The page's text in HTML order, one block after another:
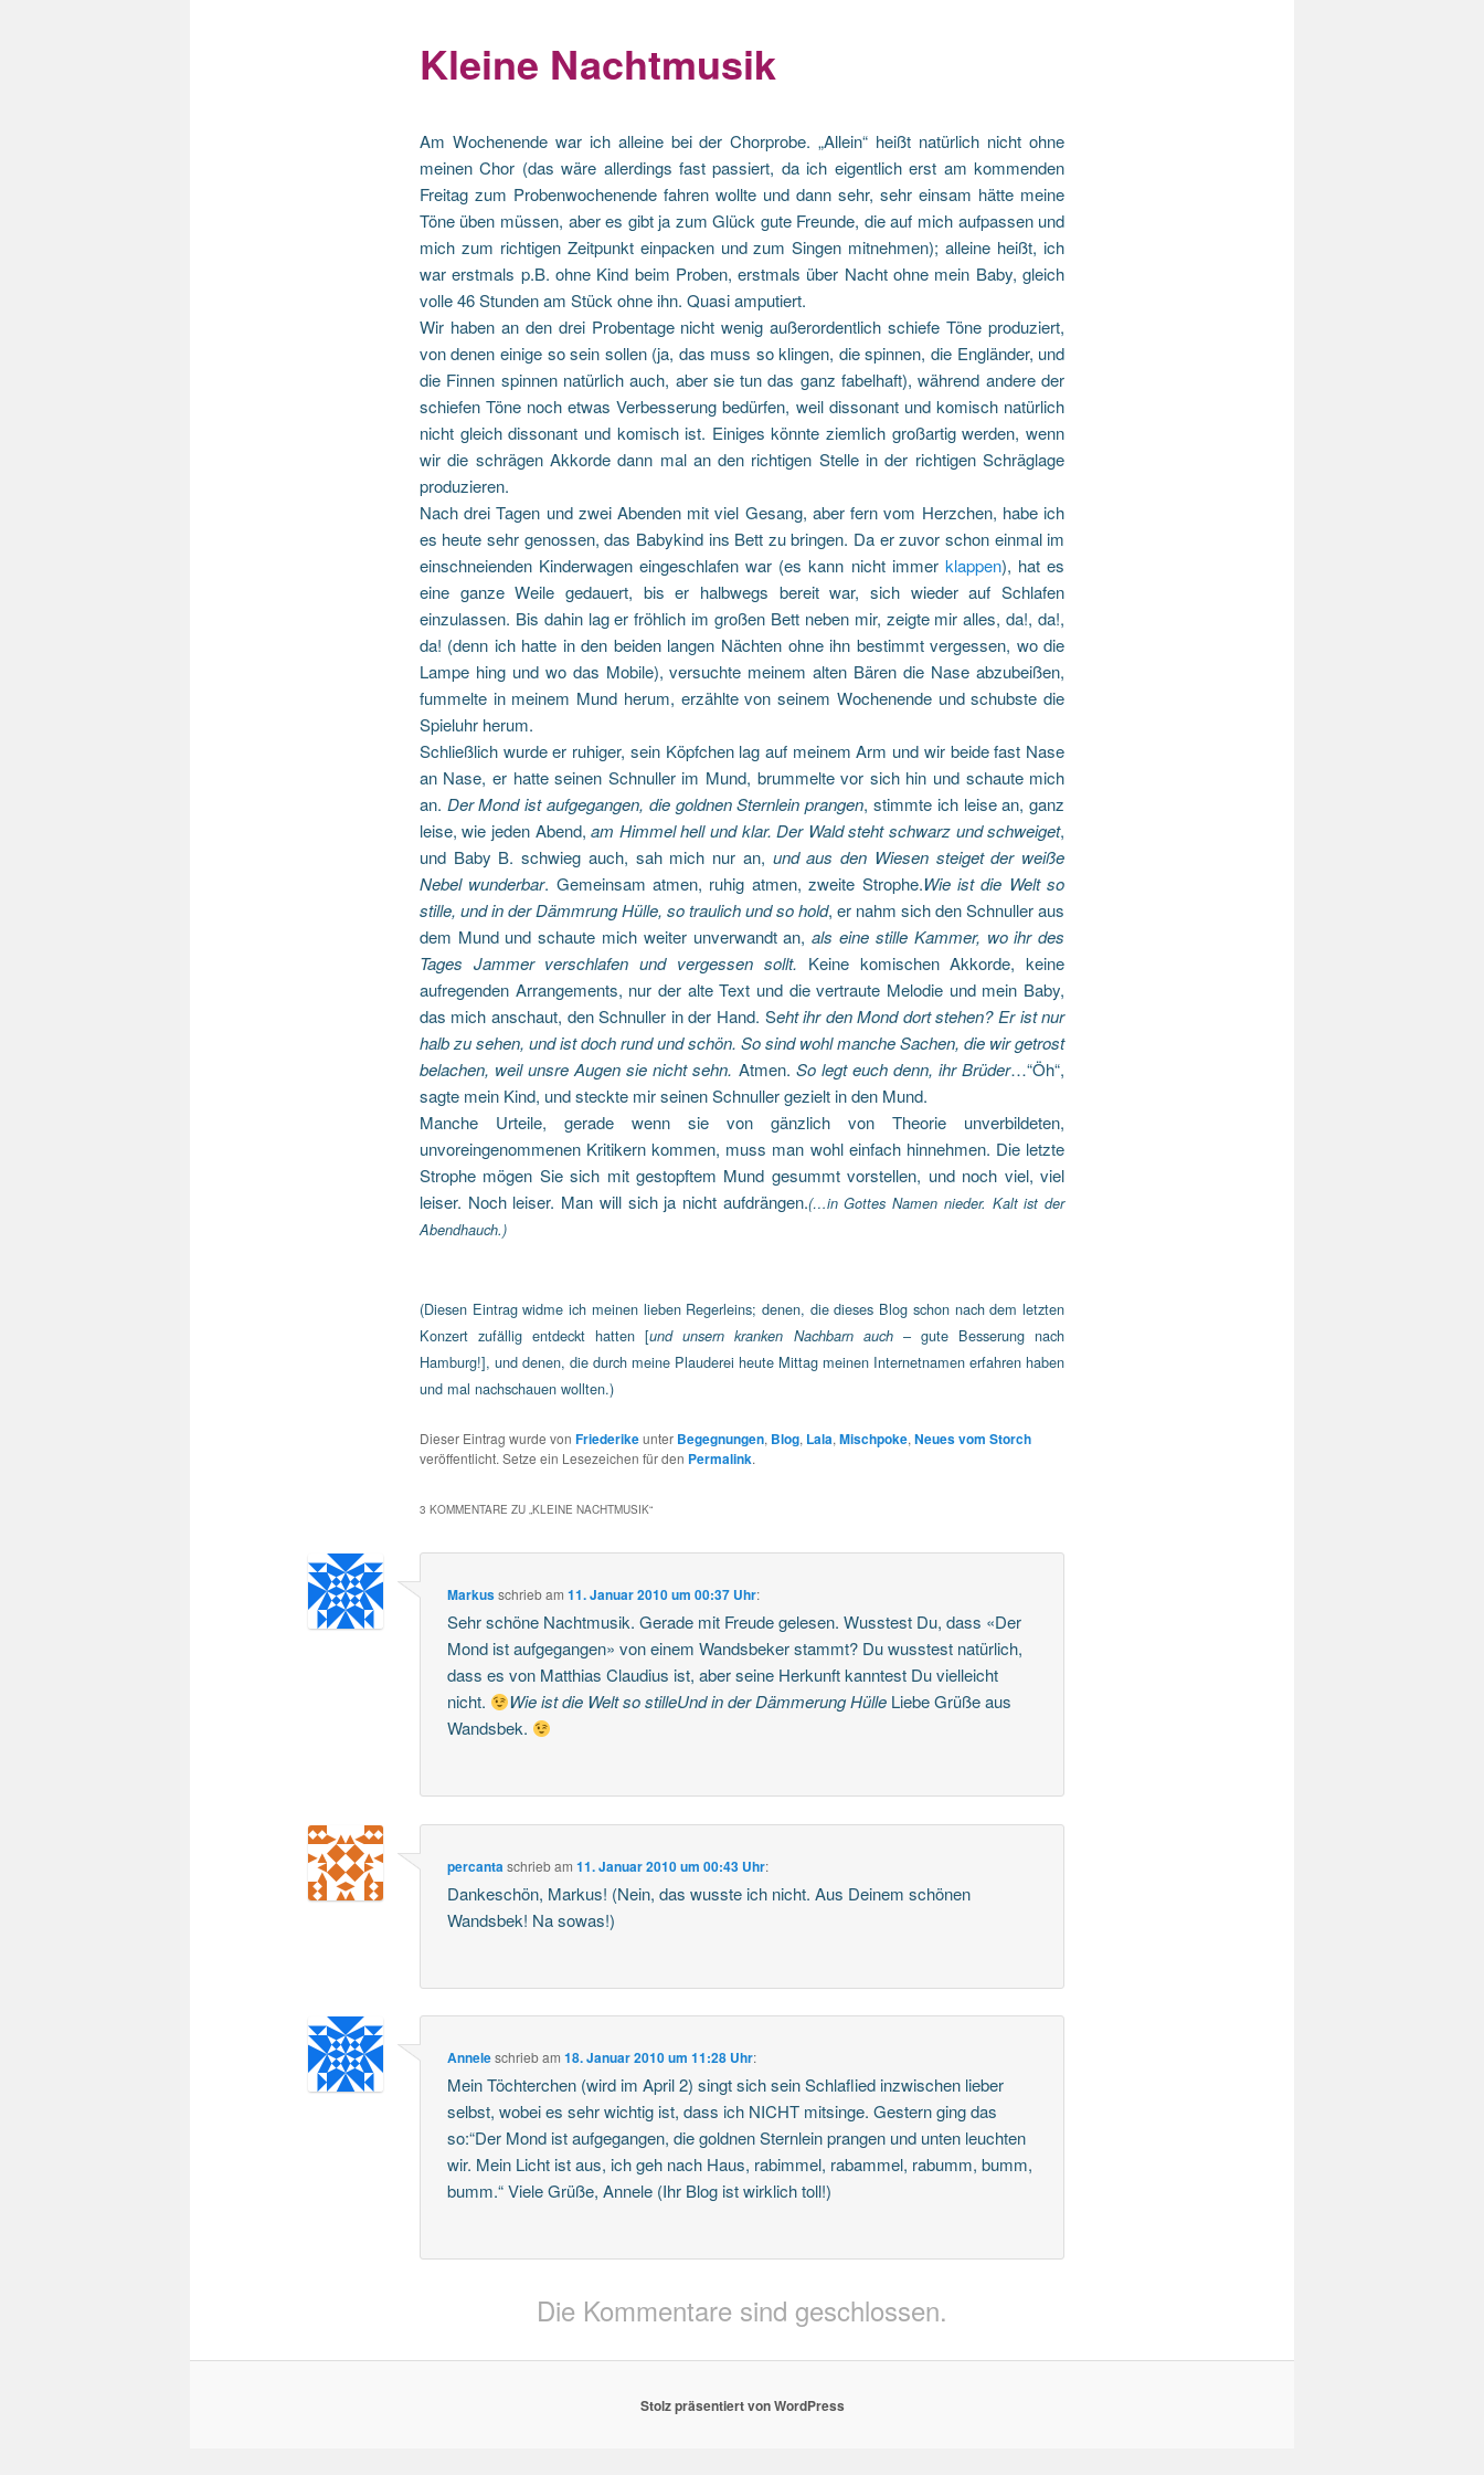
Kleine Nachtmusik
Am Wochenende war ich alleine bei der Chorprobe. „Allein“ heißt natürlich nicht ohne
meinen Chor (das wäre allerdings fast passiert, da ich eigentlich erst am kommenden
Freitag zum Probenwochenende fahren wollte und dann sehr, sehr einsam hätte meine
Töne üben müssen, aber es gibt ja zum Glück gute Freunde, die auf mich aufpassen und
mich zum richtigen Zeitpunkt einpacken und zum Singen mitnehmen); alleine heißt, ich
war erstmals p.B. ohne Kind beim Proben, erstmals über Nacht ohne mein Baby, gleich
volle 46 Stunden am Stück ohne ihn. Quasi amputiert.
Wir haben an den drei Probentage nicht wenig außerordentlich schiefe Töne produziert,
von denen einige so sein sollen (ja, das muss so klingen, die spinnen, die Engländer, und
die Finnen spinnen natürlich auch, aber sie tun das ganz fabelhaft), während andere der
schiefen Töne noch etwas Verbesserung bedürfen, weil dissonant und komisch natürlich
nicht gleich dissonant und komisch ist. Einiges könnte ziemlich großartig werden, wenn
wir die schrägen Akkorde dann mal an den richtigen Stelle in der richtigen Schräglage
produzieren.
Nach drei Tagen und zwei Abenden mit viel Gesang, aber fern vom Herzchen, habe ich
es heute sehr genossen, das Babykind ins Bett zu bringen. Da er zuvor schon einmal im
einschneienden Kinderwagen eingeschlafen war (es kann nicht immer klappen), hat es
eine ganze Weile gedauert, bis er halbwegs bereit war, sich wieder auf Schlafen
einzulassen. Bis dahin lag er fröhlich im großen Bett neben mir, zeigte mir alles, da!, da!,
da! (denn ich hatte in den beiden langen Nächten ohne ihn bestimmt vergessen, wo die
Lampe hing und wo das Mobile), versuchte meinem alten Bären die Nase abzubeißen,
fummelte in meinem Mund herum, erzählte von seinem Wochenende und schubste die
Spieluhr herum.
Schließlich wurde er ruhiger, sein Köpfchen lag auf meinem Arm und wir beide fast Nase
an Nase, er hatte seinen Schnuller im Mund, brummelte vor sich hin und schaute mich
an. Der Mond ist aufgegangen, die goldnen Sternlein prangen, stimmte ich leise an, ganz
leise, wie jeden Abend,am Himmel hell und klar. Der Wald steht schwarz und schweiget,
und Baby B. schwieg auch, sah mich nur an, und aus den Wiesen steiget der weiße
Nebel wunderbar. Gemeinsam atmen, ruhig atmen, zweite Strophe.Wie ist die Welt so
stille, und in der Dämmrung Hülle, so traulich und so hold, er nahm sich den Schnuller aus
dem Mund und schaute mich weiter unverwandt an,als eine stille Kammer, wo ihr des
Tages Jammer verschlafen und vergessen sollt. Keine komischen Akkorde, keine
aufregenden Arrangements, nur der alte Text und die vertraute Melodie und mein Baby,
das mich anschaut, den Schnuller in der Hand. Seht ihr den Mond dort stehen? Er ist nur
halb zu sehen, und ist doch rund und schön. So sind wohl manche Sachen, die wir getrost
belachen, weil unsre Augen sie nicht sehn. Atmen. So legt euch denn, ihr Brüder…“Öh“,
sagte mein Kind, und steckte mir seinen Schnuller gezielt in den Mund.
Manche Urteile, gerade wenn sie von gänzlich von Theorie unverbildeten,
unvoreingenommenen Kritikern kommen, muss man wohl einfach hinnehmen. Die letzte
Strophe mögen Sie sich mit gestopftem Mund gesummt vorstellen, und noch viel, viel
leiser. Noch leiser. Man will sich ja nicht aufdrängen.(…in Gottes Namen nieder. Kalt ist der
Abendhauch.)
(Diesen Eintrag widme ich meinen lieben Regerleins; denen, die dieses Blog schon nach dem letzten
Konzert zufällig entdeckt hatten [und unsern kranken Nachbarn auch– gute Besserung nach
Hamburg!], und denen, die durch meine Plauderei heute Mittag meinen Internetnamen erfahren haben
und mal nachschauen wollten.)
Dieser Eintrag wurde von Friederikeunter Begegnungen, Blog, Lala, Mischpoke, Neues vom Storch
veröffentlicht. Setze ein Lesezeichen für den Permalink.
3 KOMMENTARE ZU „KLEINE NACHTMUSIK“
Markusschriebam11. Januar 2010 um 00:37 Uhr:
Sehr schöne Nachtmusik. Gerade mit Freude gelesen. Wusstest Du, dass «Der
Mond ist aufgegangen» von einem Wandsbeker stammt? Du wusstest natürlich,
dass es von Matthias Claudius ist, aber seine Herkunft kanntest Du vielleicht
nicht.
Wie ist die Welt so stilleUnd in der Dämmerung Hülle Liebe Grüße aus
Wandsbek.
percantaschriebam11. Januar 2010 um 00:43 Uhr:
Dankeschön, Markus! (Nein, das wusste ich nicht. Aus Deinem schönen
Wandsbek! Na sowas!)
Anneleschriebam18. Januar 2010 um 11:28 Uhr:
Mein Töchterchen (wird im April 2) singt sich sein Schlaflied inzwischen lieber
selbst, wobei es sehr wichtig ist, dass ich NICHT mitsinge. Gestern ging das
so:“Der Mond ist aufgegangen, die goldnen Sternlein prangen und unten leuchten
wir. Mein Licht ist aus, ich geh nach Haus, rabimmel, rabammel, rabumm, bumm,
bumm.“ Viele Grüße, Annele (Ihr Blog ist wirklich toll!)
Die Kommentare sind geschlossen.
Stolz präsentiert von WordPress